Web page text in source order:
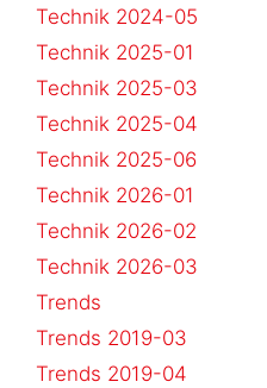
Technik 2024-05
Technik 2025-01
Technik 2025-03
Technik 2025-04
Technik 2025-06
Technik 2026-01
Technik 2026-02
Technik 2026-03
Trends
Trends 2019-03
Trends 2019-04